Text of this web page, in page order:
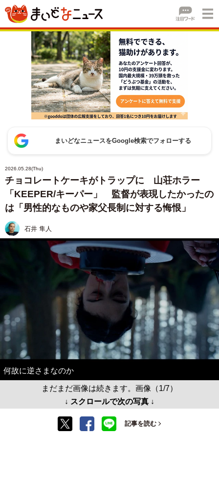
まいどなニュースをGoogle検索でフォローする
2026.05.28(Thu)
チョコレートケーキがトラップに 山荘ホラー
「KEEPER/キーパー」 監督が表現したかったの
は「男性的なものや家父長制に対する悔恨」
石井 隼人
何故に逆さまなのか
まだまだ画像は続きます。画像（1/7）
↓ スクロールで次の写真 ↓
記事を読む